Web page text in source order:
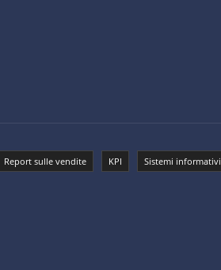
Report sulle vendite KPI Sistemi informativi